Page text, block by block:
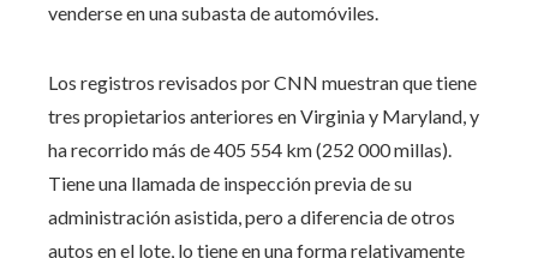
venderse en una subasta de automóviles.
Los registros revisados ​​por CNN muestran que tiene
tres propietarios anteriores en Virginia y Maryland, y
ha recorrido más de 405 554 km (252 000 millas).
Tiene una llamada de inspección previa de su
administración asistida, pero a diferencia de otros
autos en el lote, lo tiene en una forma relativamente